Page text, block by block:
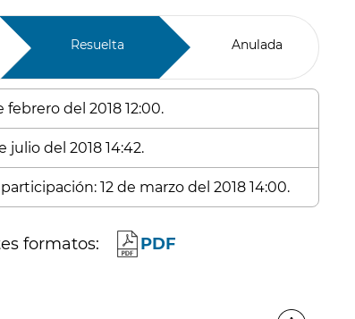
Resuelta Anulada
del 2018 12:00.
del 2018 14:42.
12 de marzo del 2018 14:00.
formatos: PDF